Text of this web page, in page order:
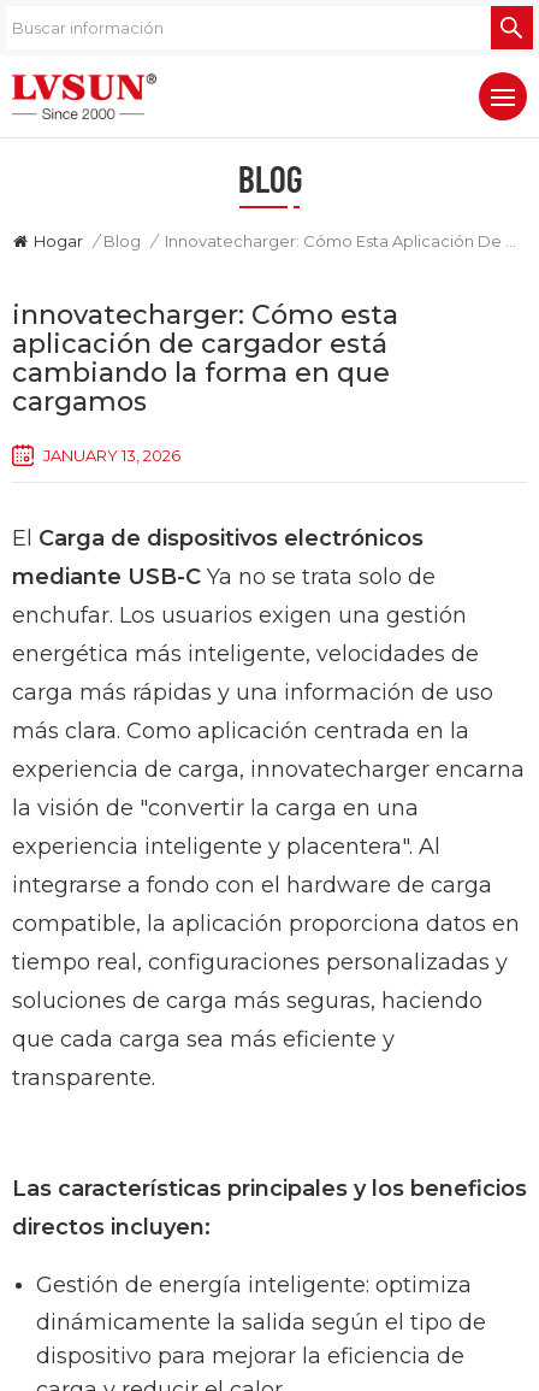
BLOG
Hogar / Blog /
innovatecharger: Cómo esta
aplicación de cargador está
cambiando la forma en que
cargamos
JANUARY 13, 2026
El Carga de dispositivos electrónicos
mediante USB-C Ya no se trata solo de
enchufar. Los usuarios exigen una gestión
energética más inteligente, velocidades de
carga más rápidas y una información de uso
más clara. Como aplicación centrada en la
experiencia de carga, innovatecharger encarna
la visión de "convertir la carga en una
experiencia inteligente y placentera". Al
integrarse a fondo con el hardware de carga
compatible, la aplicación proporciona datos en
tiempo real, configuraciones personalizadas y
soluciones de carga más seguras, haciendo
que cada carga sea más eficiente y
transparente.
Las características principales y los beneficios
directos incluyen:
Gestión de energía inteligente: optimiza
dinámicamente la salida según el tipo de
dispositivo para mejorar la eficiencia de